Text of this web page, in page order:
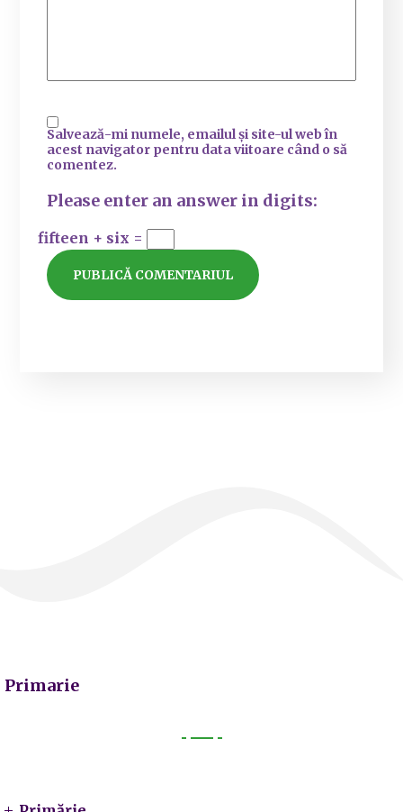
Salvează-mi numele, emailul și site-ul web în
acest navigator pentru data viitoare când o să
comentez.
Please enter an answer in digits:
fifteen + six =
Primarie